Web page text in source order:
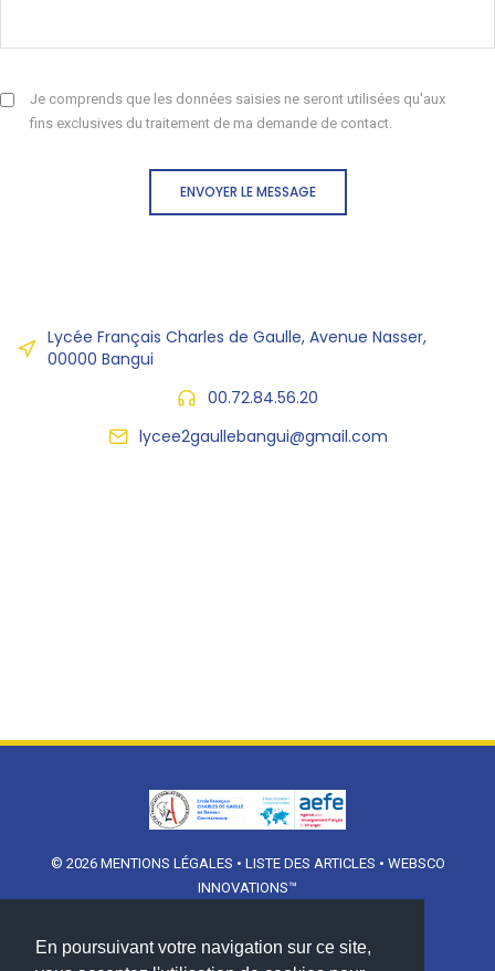
En poursuivant votre navigation sur ce site,
Je comprends que les données saisies ne seront utilisées qu'aux
fins exclusives du traitement de ma demande de contact.
ENVOYER LE MESSAGE
Lycée Français Charles de Gaulle, Avenue Nasser,
00000 Bangui
00.72.84.56.20
lycee2gaullebangui@gmail.com
© 2026 MENTIONS LÉGALES • LISTE DES ARTICLES • WEBSCO
INNOVATIONS™